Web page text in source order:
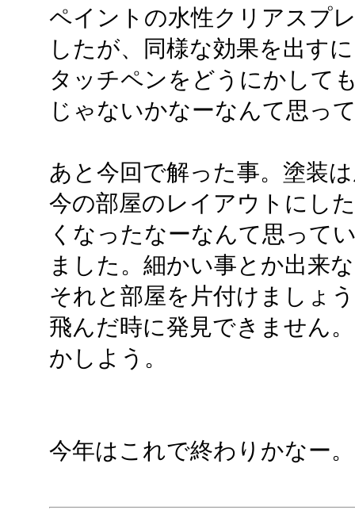
ペイントの水性クリアスプ
したが、同様な効果を出す
タッチペンをどうにかして
じゃないかなーなんて思っ
あと今回で解った事。塗装
今の部屋のレイアウトにし
くなったなーなんて思って
ました。細かい事とか出来
それと部屋を片付けましょ
飛んだ時に発見できません
かしよう。
今年はこれで終わりかなー。